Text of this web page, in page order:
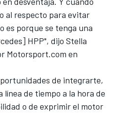
al respecto para evitar
es porque se tenga una
HPP", dijo Stella
Motorsport.com en
de integrarte,
de tiempo a la hora de
o de exprimir el motor